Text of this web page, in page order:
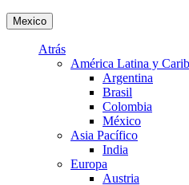
Mexico
Atrás
América Latina y
Argentina
Brasil
Colombia
México
Asia Pacífico
India
Europa
Austria